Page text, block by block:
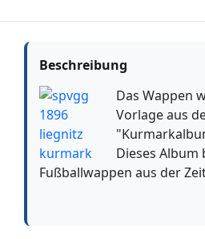
Beschreibung
Das Wappen
Vorlage aus
Dieses
Fußballwappen aus der